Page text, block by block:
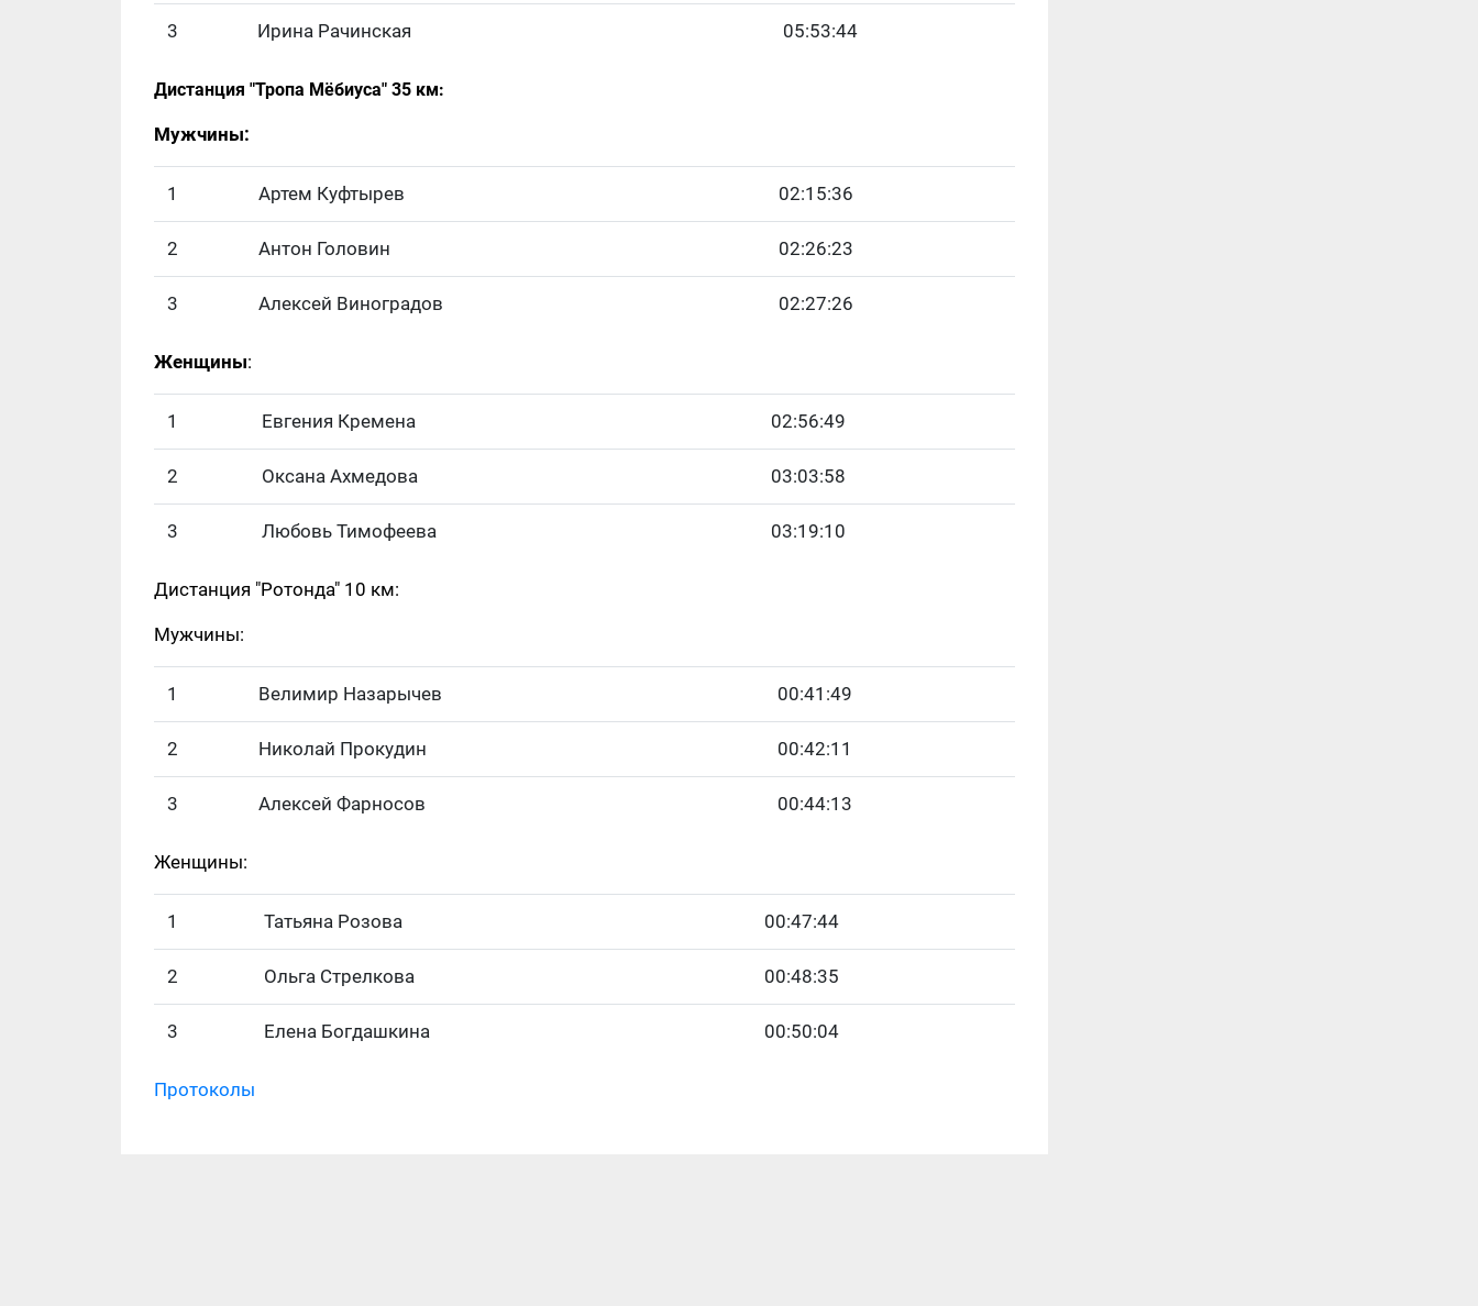
3 Ирина Рачинская 05:53:44
Дистанция "Тропа Мёбиуса" 35 км:
Мужчины:
1 Артем Куфтырев 02:15:36
2 Антон Головин 02:26:23
3 Алексей Виноградов 02:27:26
Женщины:
1 Евгения Кремена 02:56:49
2 Оксана Ахмедова 03:03:58
3 Любовь Тимофеева 03:19:10
Дистанция "Ротонда" 10 км:
Мужчины:
1 Велимир Назарычев 00:41:49
2 Николай Прокудин 00:42:11
3 Алексей Фарносов 00:44:13
Женщины:
1 Татьяна Розова 00:47:44
2 Ольга Стрелкова 00:48:35
3 Елена Богдашкина 00:50:04
Протоколы